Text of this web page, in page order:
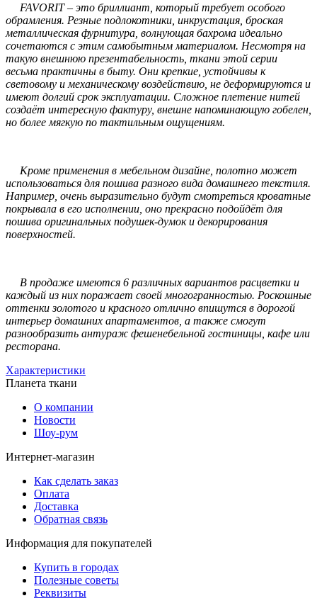
FAVORIT – это бриллиант, который требует особого
обрамления. Резные подлокотники, инкрустация, броская
металлическая фурнитура, волнующая бахрома идеально
сочетаются с этим самобытным материалом. Несмотря на
такую внешнюю презентабельность, ткани этой серии
весьма практичны в быту. Они крепкие, устойчивы к
световому и механическому воздействию, не деформируются и
имеют долгий срок эксплуатации. Сложное плетение нитей
создаёт интересную фактуру, внешне напоминающую гобелен,
но более мягкую по тактильным ощущениям.
Кроме применения в мебельном дизайне, полотно может
использоваться для пошива разного вида домашнего текстиля.
Например, очень выразительно будут смотреться кроватные
покрывала в его исполнении, оно прекрасно подойдёт для
пошива оригинальных подушек-думок и декорирования
поверхностей.
В продаже имеются 6 различных вариантов расцветки и
каждый из них поражает своей многогранностью. Роскошные
оттенки золотого и красного отлично впишутся в дорогой
интерьер домашних апартаментов, а также смогут
разнообразить антураж фешенебельной гостиницы, кафе или
ресторана.
Характеристики
Планета ткани
О компании
Новости
Шоу-рум
Интернет-магазин
Как сделать заказ
Оплата
Доставка
Обратная связь
Информация для покупателей
Купить в городах
Полезные советы
Реквизиты